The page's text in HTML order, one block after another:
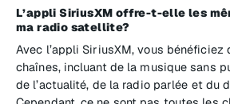
L’appli SiriusXM offre-t-elle les
ma radio satellite?
Avec l’appli SiriusXM, vous bénéficiez
chaînes, incluant de la musique sans
de l’actualité, de la radio parlée et du